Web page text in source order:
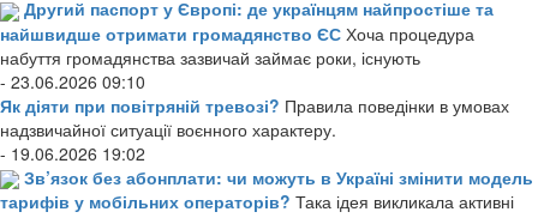
Другий паспорт у Європі: де українцям найпростіше та
найшвидше отримати громадянство ЄС Хоча процедура
набуття громадянства зазвичай займає роки, існують
- 23.06.2026 09:10
Як діяти при повітряній тревозі? Правила поведінки в умовах
надзвичайної ситуації воєнного характеру.
- 19.06.2026 19:02
Зв’язок без абонплати: чи можуть в Україні змінити модель
тарифів у мобільних операторів? Така ідея викликала активні